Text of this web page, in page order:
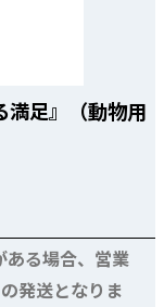
満足』（動物用
ある場合、営業
発送となりま